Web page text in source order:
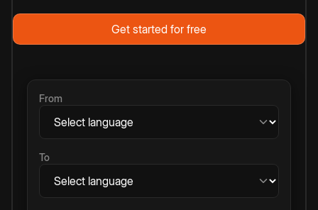
Get started for free
From
To